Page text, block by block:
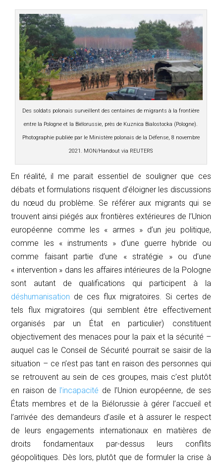
Des soldats polonais surveillent des centaines de migrants à la frontière
entre la Pologne et la Biélorussie, près de Kuznica Bialostocka (Pologne).
Photographie publiée par le Ministère polonais de la Défense, 8 novembre
2021. MON/Handout via REUTERS
En réalité, il me parait essentiel de souligner que ces
débats et formulations risquent d’éloigner les discussions
du nœud du problème. Se référer aux migrants qui se
trouvent ainsi piégés aux frontières extérieures de l’Union
européenne comme les « armes » d’un jeu politique,
comme les « instruments » d’une guerre hybride ou
comme faisant partie d’une « stratégie » ou d’une
« intervention » dans les affaires intérieures de la Pologne
sont autant de qualifications qui participent à la
déshumanisation de ces flux migratoires. Si certes de
tels flux migratoires (qui semblent être effectivement
organisés par un État en particulier) constituent
objectivement des menaces pour la paix et la sécurité –
auquel cas le Conseil de Sécurité pourrait se saisir de la
situation – ce n’est pas tant en raison des personnes qui
se retrouvent au sein de ces groupes, mais c’est plutôt
en raison de l’incapacité de l’Union européenne, de ses
États membres et de la Biélorussie à gérer l’accueil et
l’arrivée des demandeurs d’asile et à assurer le respect
de leurs engagements internationaux en matières de
droits fondamentaux par-dessus leurs conflits
géopolitiques. Dès lors, plutôt que de formuler la crise à